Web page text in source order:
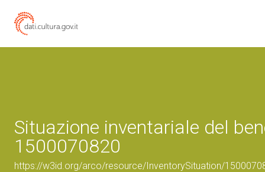
Situazione inventariale del
1500070820
https://w3id.org/arco/resource/InventorySituation/